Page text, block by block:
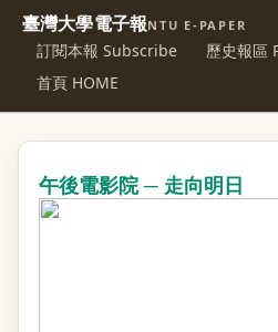
臺灣大學電子報NTU E-PAPER
訂閱本報 Subscribe
歷史報區
首頁 HOME
午後電影院 ─ 走向明日